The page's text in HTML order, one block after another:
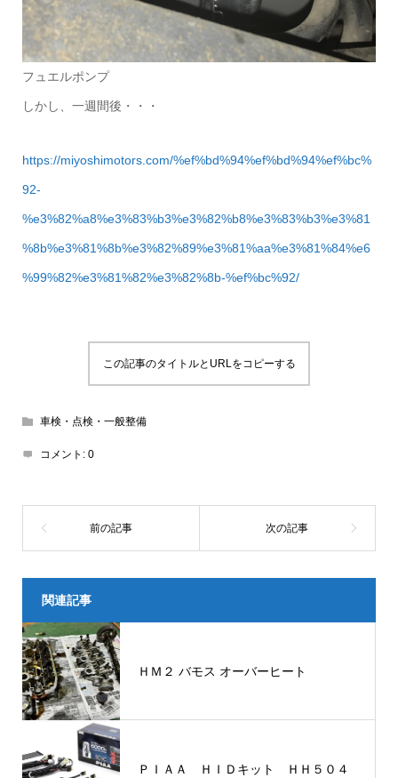
フュエルポンプ
しかし、一週間後・・・
https://miyoshimotors.com/%ef%bd%94%ef%bd%94%ef%bc%
92-
%e3%82%a8%e3%83%b3%e3%82%b8%e3%83%b3%e3%81
%8b%e3%81%8b%e3%82%89%e3%81%aa%e3%81%84%e6
%99%82%e3%81%82%e3%82%8b-%ef%bc%92/
この記事のタイトルとURLをコピーする
車検・点検・一般整備
コメント: 0
関連記事
ＨＭ２ バモス オーバーヒート
ＰＩＡＡ ＨＩＤキット ＨＨ５０４